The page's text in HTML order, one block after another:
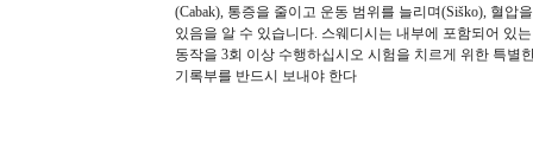
(Cabak), 통증을 줄이고 운동 범위를 늘리며(Siško), 혈압
있음을 알 수 있습니다. 스웨디시는 내부에 포함되어 있
동작을 3회 이상 수행하십시오 시험을 치르게 위한 특별
기록부를 반드시 보내야 한다